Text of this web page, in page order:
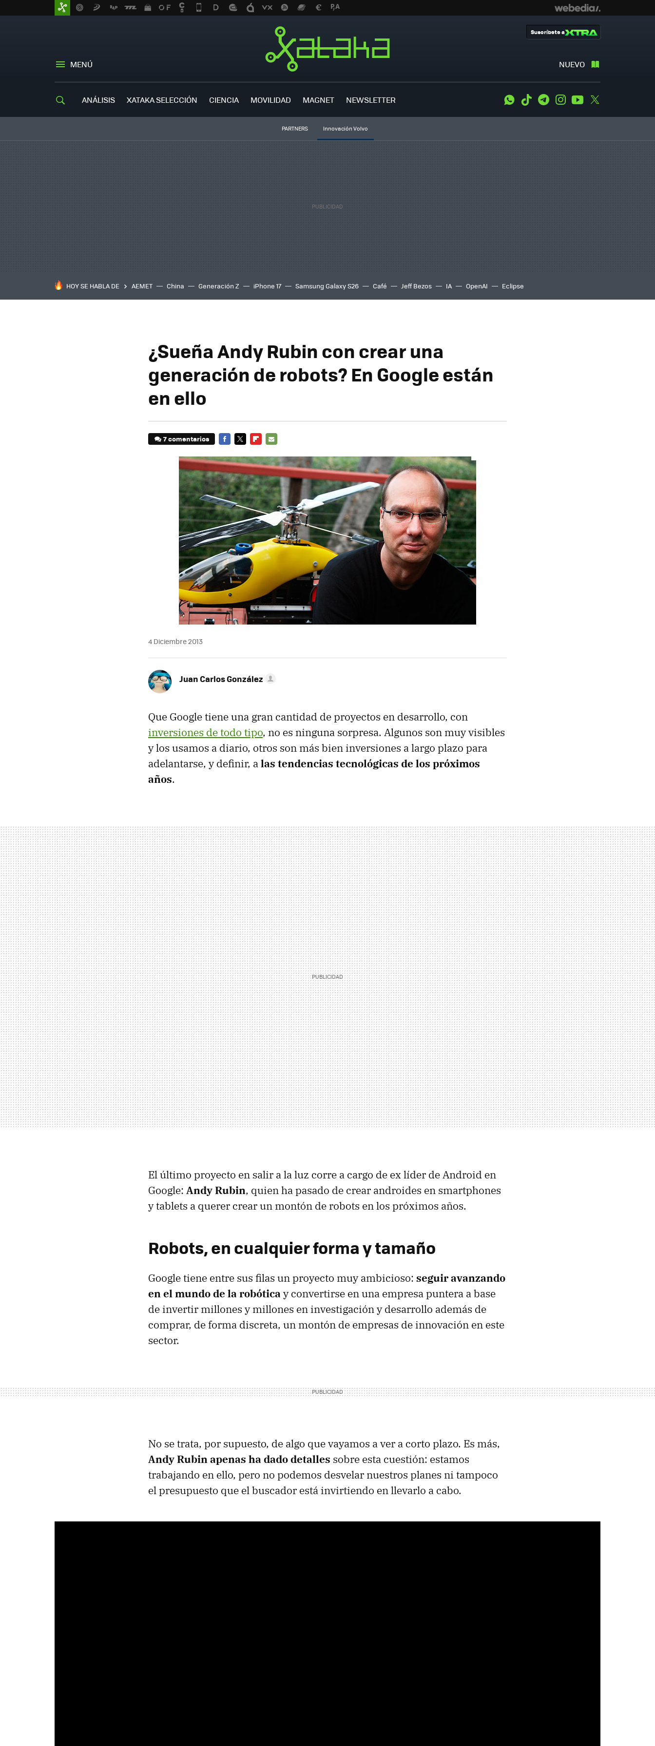
MENÚ NUEVO
Suscríbete a
ANÁLISIS XATAKA SELECCIÓN CIENCIA MOVILIDAD MAGNET NEWSLETTER WhatsApp
Tiktok TelegramInstagramYoutube
PARTNERS Innovación Volvo
HOY SE HABLA DE AEMET China Generación Z iPhone 17 Samsung Galaxy S26 Café Jeff Bezos IA OpenAI Eclipse
¿Sueña Andy Rubin con crear una
generación de robots? En Google están
en ello
7 comentarios
MAIL
4 Diciembre 2013
Juan Carlos González
Que Google tiene una gran cantidad de proyectos en desarrollo, con
inversiones de todo tipo, no es ninguna sorpresa. Algunos son muy visibles
y los usamos a diario, otros son más bien inversiones a largo plazo para
adelantarse, y definir, alas tendencias tecnológicas de los próximos
años.
El último proyecto en salir a la luz corre a cargo de ex líder de Android en
Google: Andy Rubin, quien ha pasado de crear androides en smartphones
y tablets a querer crear un montón de robots en los próximos años.
Robots, en cualquier forma y tamaño
Google tiene entre sus filas un proyecto muy ambicioso: seguir avanzando
en el mundo de la robótica y convertirse en una empresa puntera a base
de invertir millones y millones en investigación y desarrollo además de
comprar, de forma discreta, un montón de empresas de innovación en este
sector.
No se trata, por supuesto, de algo que vayamos a ver a corto plazo. Es más,
Andy Rubin apenas ha dado detalles sobre esta cuestión: estamos
trabajando en ello, pero no podemos desvelar nuestros planes ni tampoco
el presupuesto que el buscador está invirtiendo en llevarlo a cabo.